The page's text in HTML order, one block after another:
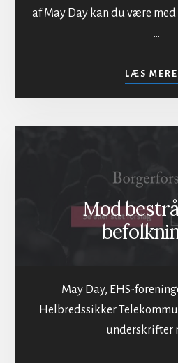
af May Day kan du være
…
LÆS
Mod
May Day, EHS-
Helbredssikker
underskrifter